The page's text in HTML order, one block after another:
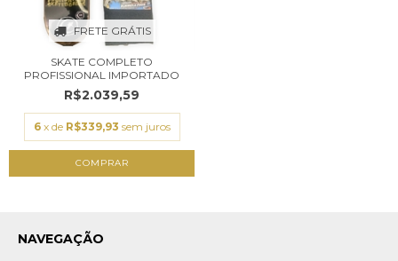
FRETE GRÁTIS
SKATE COMPLETO
PROFISSIONAL IMPORTADO
R$2.039,59
6 x de R$339,93 sem juros
NAVEGAÇÃO